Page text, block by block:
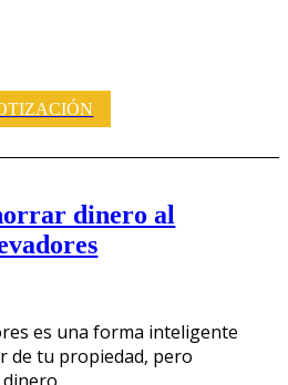
dinero al
es una forma inteligente
de tu propiedad, pero